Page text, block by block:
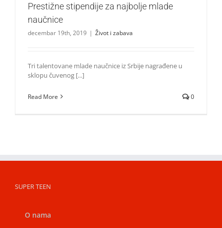
Prestižne stipendije za najbolje mlade
naučnice
decembar 19th, 2019 | Život i zabava
Tri talentovane mlade naučnice iz Srbije nagrađene u
sklopu čuvenog [...]
Read More 0
SUPER TEEN
O nama